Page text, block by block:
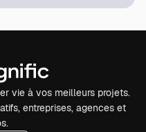
vie à vos meilleurs projets.
entreprises, agences et